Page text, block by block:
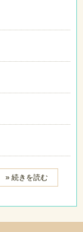
» 続きを読む